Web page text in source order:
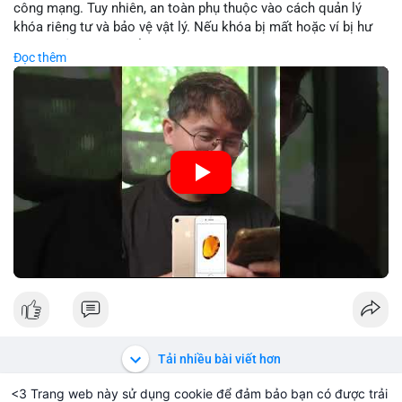
<3 Trang web này sử dụng cookie để đảm bảo bạn có được trải
nhận và tránh vào lệnh đòn bẩy quá mức trong 24 giờ tới. Quan
sát phản ứng giá tại vùng hỗ trợ $64,000 để đưa ra quyết định
#89btc #mempoolbitcoin #dongtiencavoi
#aplucban
#phantichonchain
công mạng. Tuy nhiên, an toàn phụ thuộc vào cách quản lý
khóa riêng tư và bảo vệ vật lý. Nếu khóa bị mất hoặc ví bị hư
nên kết hợp với biện pháp dự phòng như sao lưu khóa và chọn
nhà sản xuất uy tín.
🎥 Xem video trực tiếp tại:
Nguồn: 5 Phút Crypto
Đọc thêm
Tải nhiều bài viết hơn